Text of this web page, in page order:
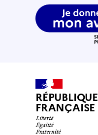
RÉPUBLIQUE
FRANÇAISE